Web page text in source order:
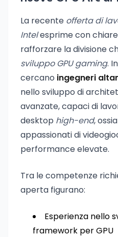
La recente offerta di
Intelesprime con
rafforzare la divisione
sviluppo GPU gaming.
cercano ingegneri
nello sviluppo di
avanzate, capaci di
desktop high-end,
appassionati di
performance elevate.
Tra le competenze
aperta figurano:
Esperienza nello
framework per GPU